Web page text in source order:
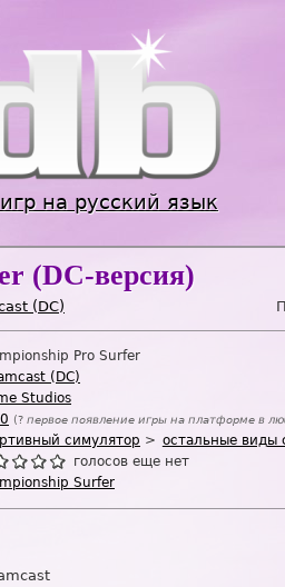
на русский язык
(DC-версия)
(DC)
Pro Surfer
(DC)
Studios
(? первое появление игры на платформе в
симулятор
остальные виды
голосов еще нет
Surfer